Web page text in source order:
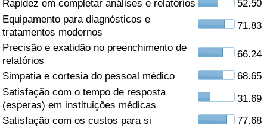
Rapidez em completar análises e relatórios
52.50
Equipamento para diagnósticos e
tratamentos modernos
71.83
Precisão e exatidão no preenchimento de
relatórios
66.24
Simpatia e cortesia do pessoal médico
68.65
Satisfação com o tempo de resposta
(esperas) em instituições médicas
31.69
Satisfação com os custos para si
77.68
Saúde
Indicador de Saúde (Atual)
Indicador de Saúde
Indicador de Saúde por País